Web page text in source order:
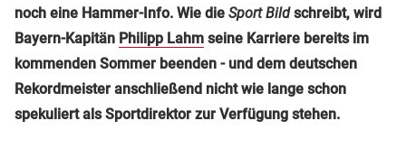
noch eine Hammer-Info. Wie die Sport Bildschreibt, wird
Bayern-Kapitän Philipp Lahm seine Karriere bereits im
kommenden Sommer beenden - und dem deutschen
Rekordmeister anschließend nicht wie lange schon
spekuliert als Sportdirektor zur Verfügung stehen.